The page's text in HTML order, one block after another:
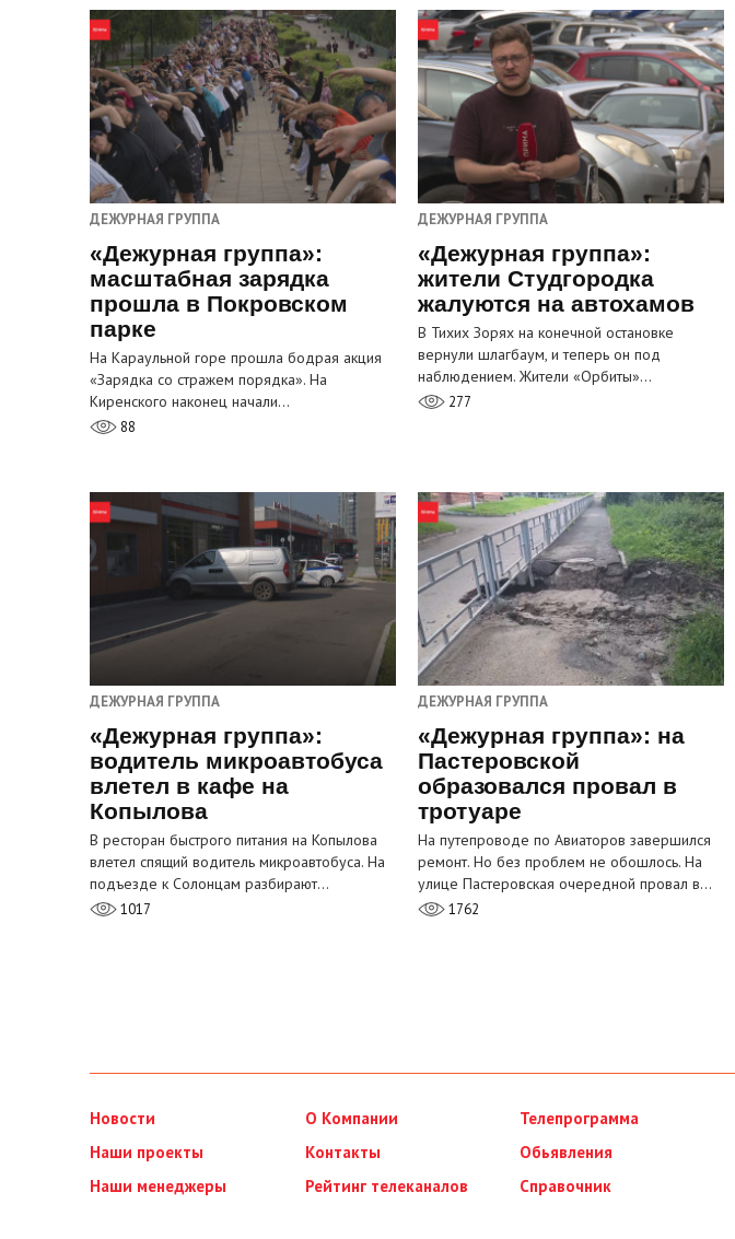
ДЕЖУРНАЯ ГРУППА
«Дежурная группа»:
масштабная зарядка
прошла в Покровском
парке
На Караульной горе прошла бодрая акция
«Зарядка со стражем порядка». На
Киренского наконец начали…
88
ДЕЖУРНАЯ ГРУППА
«Дежурная группа»:
жители Студгородка
жалуются на автохамов
В Тихих Зорях на конечной остановке
вернули шлагбаум, и теперь он под
наблюдением. Жители «Орбиты»…
277
ДЕЖУРНАЯ ГРУППА
«Дежурная группа»:
водитель микроавтобуса
влетел в кафе на
Копылова
В ресторан быстрого питания на Копылова
влетел спящий водитель микроавтобуса. На
подъезде к Солонцам разбирают…
1017
ДЕЖУРНАЯ ГРУППА
«Дежурная группа»: на
Пастеровской
образовался провал в
тротуаре
На путепроводе по Авиаторов завершился
ремонт. Но без проблем не обошлось. На
улице Пастеровская очередной провал в…
1762
Новости
Наши проекты
Наши менеджеры
О Компании
Контакты
Рейтинг телеканалов
Телепрограмма
Обьявления
Справочник